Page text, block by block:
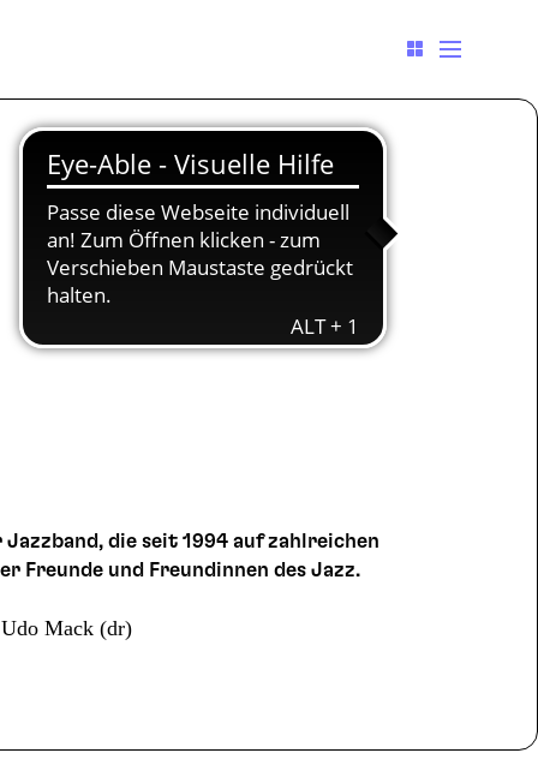
die seit 1994 auf zahlreichen
Freunde und Freundinnen des Jazz.
Mack (dr)